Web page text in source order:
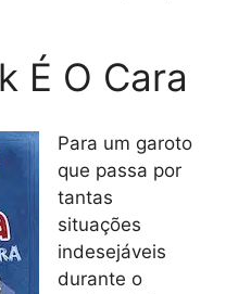
É O Cara
Para um garoto
que passa por
tantas
situações
indesejáveis
durante o